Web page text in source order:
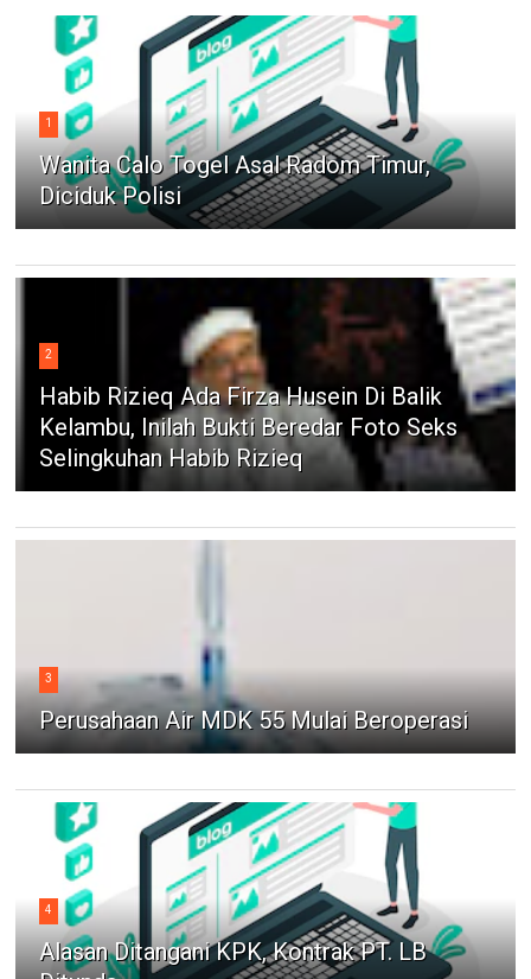
1
Wanita Calo Togel Asal Radom Timur,
Diciduk Polisi
2
Habib Rizieq Ada Firza Husein Di Balik
Kelambu, Inilah Bukti Beredar Foto Seks
Selingkuhan Habib Rizieq
3
Perusahaan Air MDK 55 Mulai Beroperasi
4
Alasan Ditangani KPK, Kontrak PT. LB